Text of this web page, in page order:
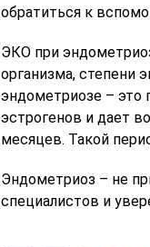
обратиться к
ЭКО при
организма, степени
эндометриозе – это
эстрогенов и дает
месяцев. Такой
Эндометриоз – не
специалистов и